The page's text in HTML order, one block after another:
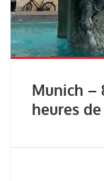
Munich –
heures